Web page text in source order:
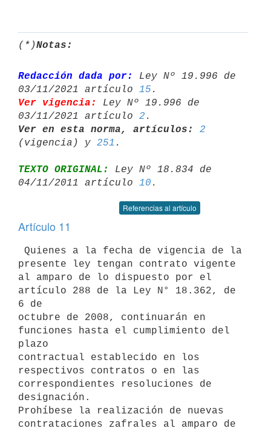
(*)Notas:
Redacción dada por:
Ley Nº 19.996 de
03/11/2021 artículo 15
Ver vigencia:
Ley Nº 19.996 de
03/11/2021 artículo 2
Ver en esta norma, artículos:
2
(vigencia) y 251
TEXTO ORIGINAL:
Ley Nº 18.834 de
04/11/2011 artículo 10
Referencias al artículo
Artículo 11
Quienes a la fecha de vigencia de la
presente ley tengan contrato vigente
al amparo de lo dispuesto por el
artículo 288 de la Ley N° 18.362, de
6 de
octubre de 2008, continuarán en
funciones hasta el cumplimiento del
plazo
contractual establecido en los
respectivos contratos o en las
correspondientes resoluciones de
designación.
Prohíbese la realización de nuevas
contrataciones zafrales al amparo de